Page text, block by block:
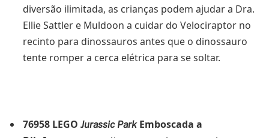
diversão ilimitada, as crianças podem ajudar a Dra.
Ellie Sattler e Muldoon a cuidar do Velociraptor no
recinto para dinossauros antes que o dinossauro
tente romper a cerca elétrica para se soltar.
76958 LEGO Jurassic ParkEmboscada a